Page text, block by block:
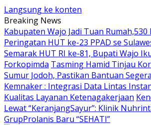
Langsung ke konten
Breaking News
Kabupaten Wajo Jadi Tuan
Peringatan HUT ke-23 PPAD se
Semarak HUT RI ke-81, Bupati Wajo
Forkopimda Tasming Hamid Tinjau
Sumur Jodoh, Pastikan Bantuan
Kemnaker : Integrasi Data Lintas
Kualitas Layanan Ketenagakerjaan
Lewat “KeranjangSayur”: Klinik
GrupProlanis Baru “SEHATI”